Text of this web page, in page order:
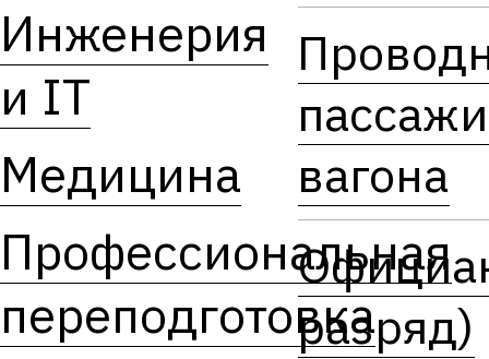
Инженерия
и IT
Медицина
Профессиональная
переподготовка
вагона
разряд)